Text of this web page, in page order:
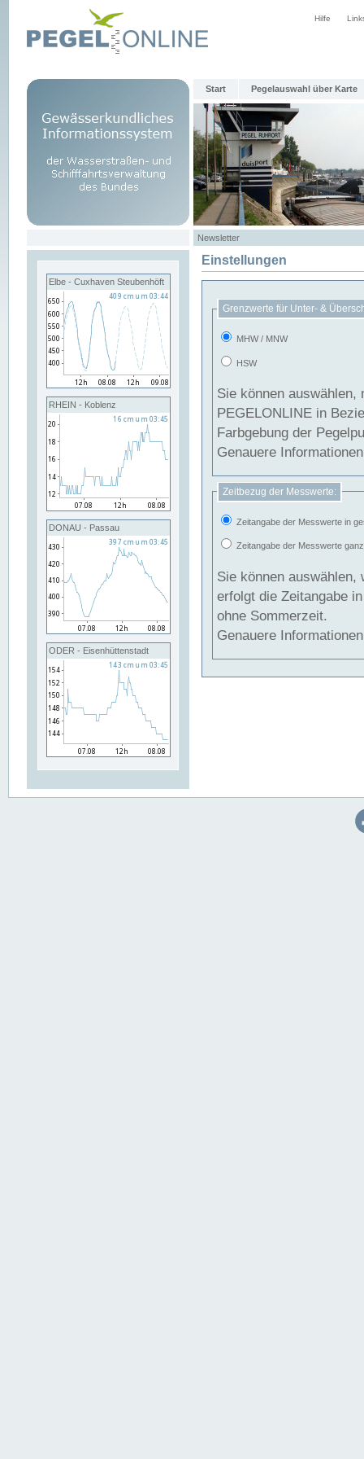
Hilfe
Start Pegelauswahl über Karte
Newsletter
Elbe - Cuxhaven Steubenhöft
RHEIN - Koblenz
DONAU - Passau
ODER - Eisenhüttenstadt
Einstellungen
Grenzwerte für Unter- &
MHW / MNW
HSW
Sie können
PEGELONLINE in Beziehung
Farbgebung der
Genauere
Zeitbezug der Messwerte:
Zeitangabe der Messwerte in
Zeitangabe der Messwerte
Sie können auswählen,
erfolgt die Zeitangabe
ohne Sommerzeit.
Genauere